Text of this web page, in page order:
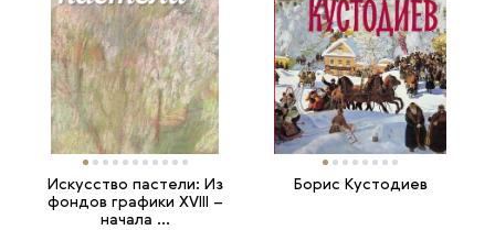
Искусство пастели: Из
фондов графики XVIII –
начала ...
Борис Кустодиев